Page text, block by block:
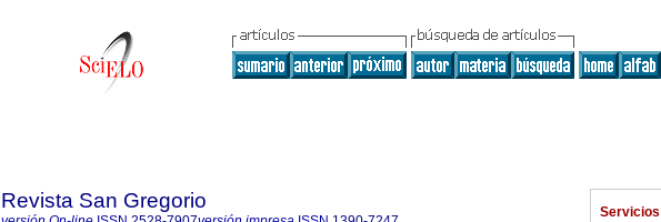
Revista San Gregorio